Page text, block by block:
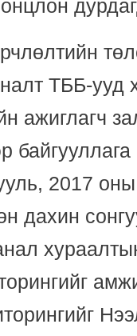
ТББ-ууд
ажиглагч
2017
дахин